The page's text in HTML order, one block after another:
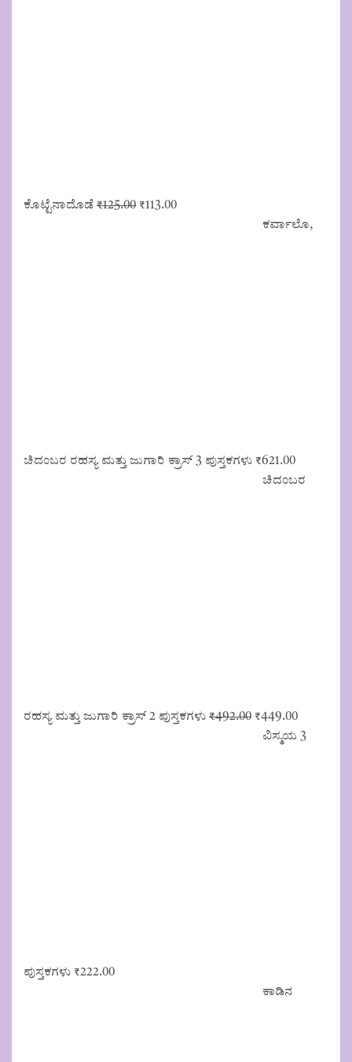
ಕೊಟ್ಟೆನಾದೊಡೆ ₹125.00 Original
₹113.00Current
ಕರ್ವಾಲೊ,
ಚಿದಂಬರ ರಹಸ್ಯ ಮತ್ತು ಜುಗಾರಿ ಕ್ರಾಸ್ 3 ಪುಸ್ತಕಗಳು ₹621.00
ಚಿದಂಬರ
ರಹಸ್ಯ ಮತ್ತು ಜುಗಾರಿ ಕ್ರಾಸ್ 2 ಪುಸ್ತಕಗಳು ₹492.00 Original
price
₹449.00Current
price
ವಿಸ್ಮಯ 3
ಪುಸ್ತಕಗಳು ₹222.00
ಕಾಡಿನ